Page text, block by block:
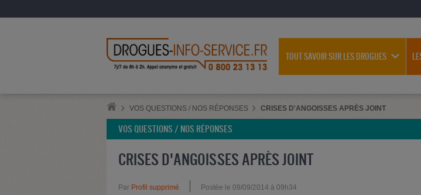
TOUT SAVOIR SUR LES DROGUES
VOS QUESTIONS / NOS RÉPONSES CRISES D'ANGOISSES APRÈS JOINT
VOS QUESTIONS / NOS RÉPONSES
CRISES D'ANGOISSES APRÈS JOINT
Par Profil supprimé Postée le 09/09/2014 à 09h34